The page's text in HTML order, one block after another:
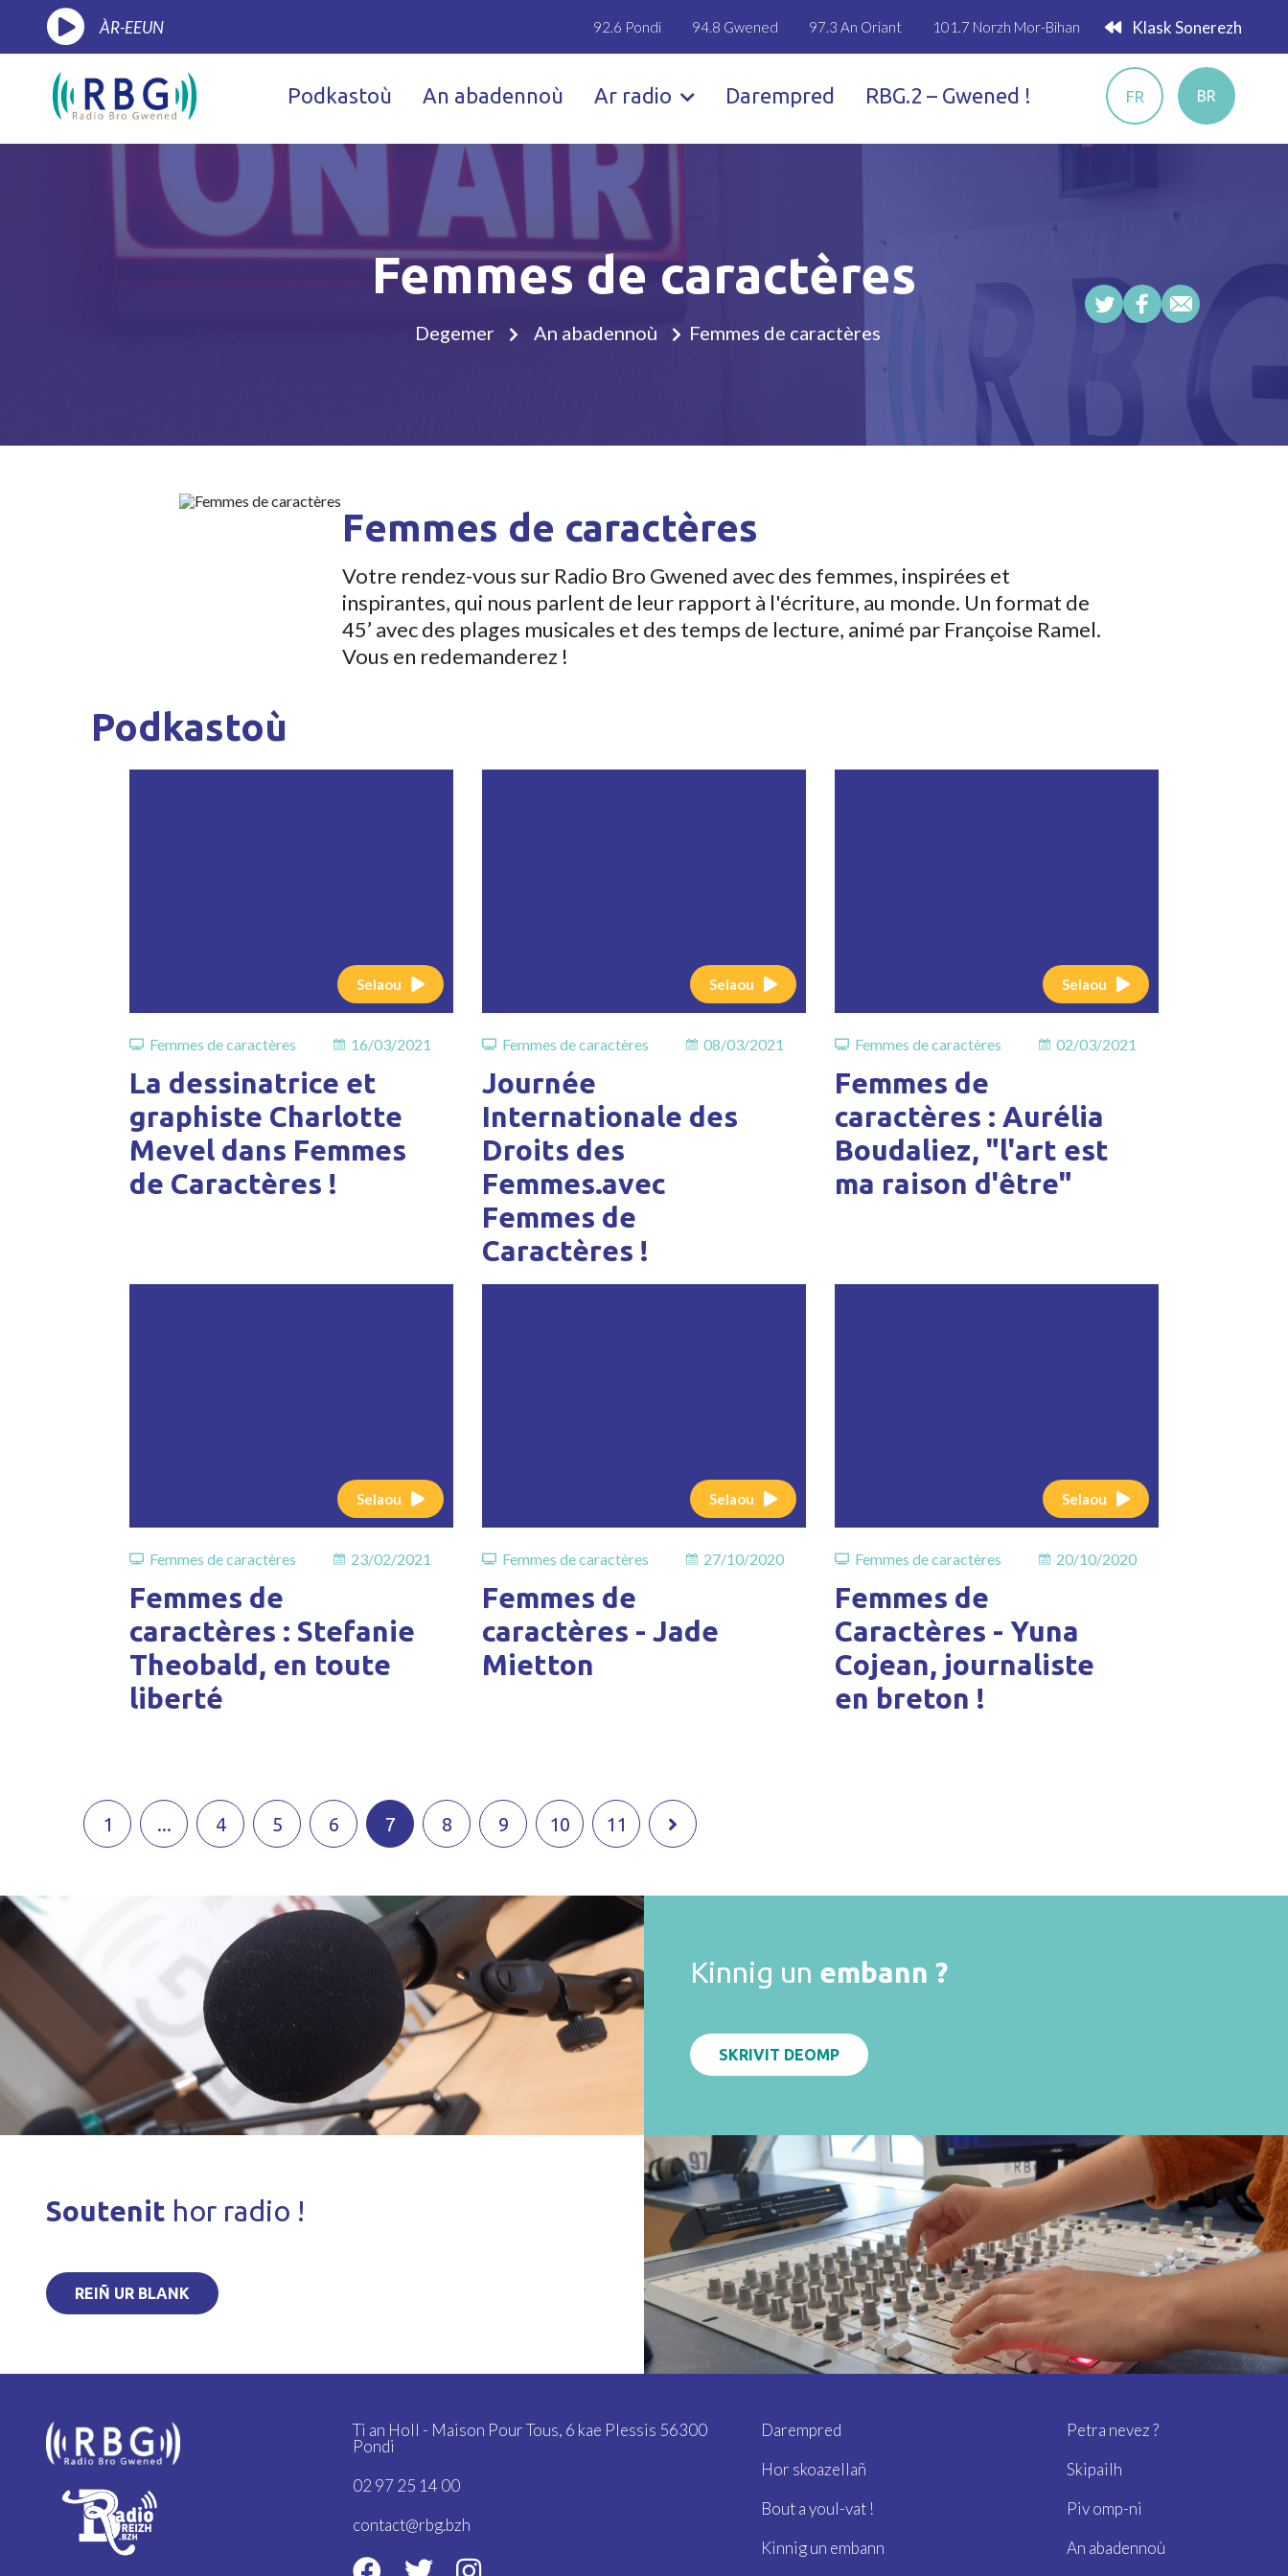
ÀR-EEUN 92.6 Pondi 94.8 Gwened 97.3 An Oriant 101.7 Norzh Mor-Bihan Klask Sonerezh
Podkastoù An abadennoù Ar radio Darempred RBG.2 – Gwened ! FR BR
Femmes de caractères
Degemer An abadennoù Femmes de caractères
Femmes de caractères
Votre rendez-vous sur Radio Bro Gwened avec des femmes, inspirées et
inspirantes, qui nous parlent de leur rapport à l'écriture, au monde. Un format de
45’ avec des plages musicales et des temps de lecture, animé par Françoise Ramel.
Vous en redemanderez !
Podkastoù
Selaou
Femmes de caractères 16/03/2021
La dessinatrice et
graphiste Charlotte
Mevel dans Femmes
de Caractères !
Selaou
Femmes de caractères 08/03/2021
Journée
Internationale des
Droits des
Femmes.avec
Femmes de
Caractères !
Selaou
Femmes de caractères 02/03/2021
Femmes de
caractères : Aurélia
Boudaliez, "l'art est
ma raison d'être"
Selaou
Femmes de caractères 23/02/2021
Femmes de
caractères : Stefanie
Theobald, en toute
liberté
Selaou
Femmes de caractères 27/10/2020
Femmes de
caractères - Jade
Mietton
Selaou
Femmes de caractères 20/10/2020
Femmes de
Caractères - Yuna
Cojean, journaliste
en breton !
1 ... 4 5 6 7 8 9 10 11
Kinnig un embann ?
SKRIVIT DEOMP
Soutenit hor radio !
REIÑ UR BLANK
Ti an Holl - Maison Pour Tous, 6 kae Plessis 56300
Pondi
02 97 25 14 00
contact@rbg.bzh
Darempred
Hor skoazellañ
Bout a youl-vat !
Kinnig un embann
Petra nevez ?
Skipailh
Piv omp-ni
An abadennoù